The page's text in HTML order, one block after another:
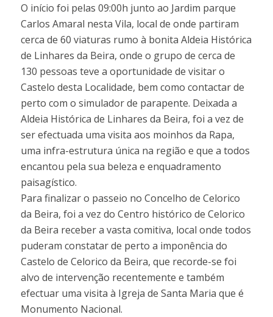
O início foi pelas 09:00h junto ao Jardim parque
Carlos Amaral nesta Vila, local de onde partiram
cerca de 60 viaturas rumo à bonita Aldeia Histórica
de Linhares da Beira, onde o grupo de cerca de
130 pessoas teve a oportunidade de visitar o
Castelo desta Localidade, bem como contactar de
perto com o simulador de parapente. Deixada a
Aldeia Histórica de Linhares da Beira, foi a vez de
ser efectuada uma visita aos moinhos da Rapa,
uma infra-estrutura única na região e que a todos
encantou pela sua beleza e enquadramento
paisagístico.
Para finalizar o passeio no Concelho de Celorico
da Beira, foi a vez do Centro histórico de Celorico
da Beira receber a vasta comitiva, local onde todos
puderam constatar de perto a imponência do
Castelo de Celorico da Beira, que recorde-se foi
alvo de intervenção recentemente e também
efectuar uma visita à Igreja de Santa Maria que é
Monumento Nacional.